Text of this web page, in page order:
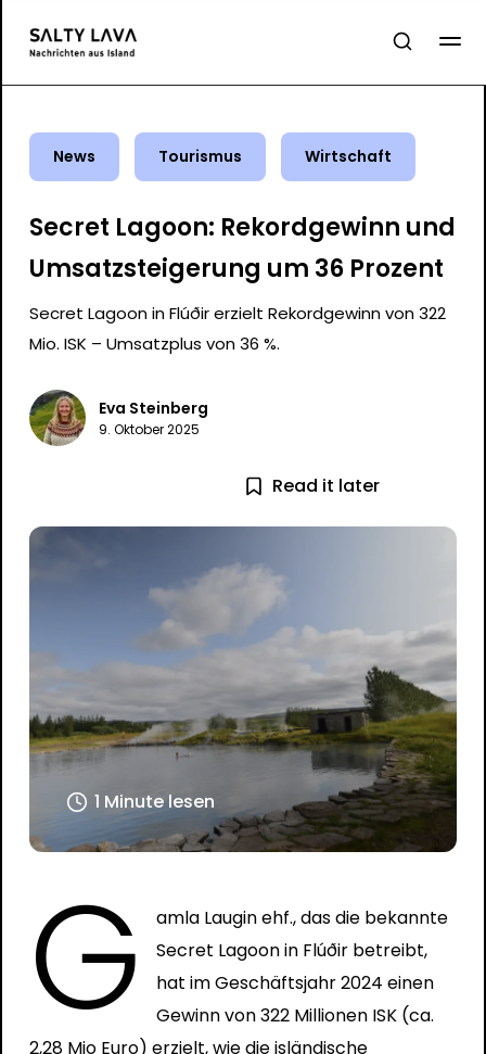
News Tourismus Wirtschaft
Secret Lagoon: Rekordgewinn und
Umsatzsteigerung um 36 Prozent
Secret Lagoon in Flúðir erzielt Rekordgewinn von 322
Mio. ISK – Umsatzplus von 36 %.
Eva Steinberg
9. Oktober 2025
Read it later
1 Minute lesen
G
amla Laugin ehf., das die bekannte
Secret Lagoon in Flúðir betreibt,
hat im Geschäftsjahr 2024 einen
Gewinn von 322 Millionen ISK (ca.
2,28 Mio Euro) erzielt, wie die isländische